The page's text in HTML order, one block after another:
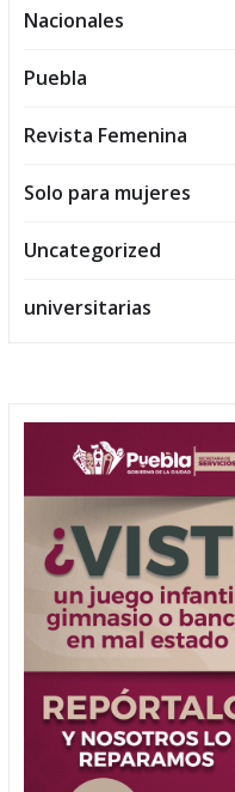
Nacionales
Puebla
Revista Femenina
Solo para mujeres
Uncategorized
universitarias